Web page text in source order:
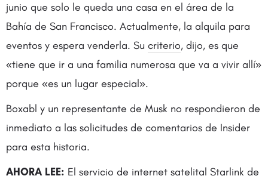
junio que solo le queda una casa en el área de la
Bahía de San Francisco. Actualmente, la alquila para
eventos y espera venderla. Su criterio, dijo, es que
«tiene que ir a una familia numerosa que va a vivir allí»
porque «es un lugar especial».
Boxabl y un representante de Musk no respondieron de
inmediato a las solicitudes de comentarios de Insider
para esta historia.
AHORA LEE: El servicio de internet satelital Starlink de